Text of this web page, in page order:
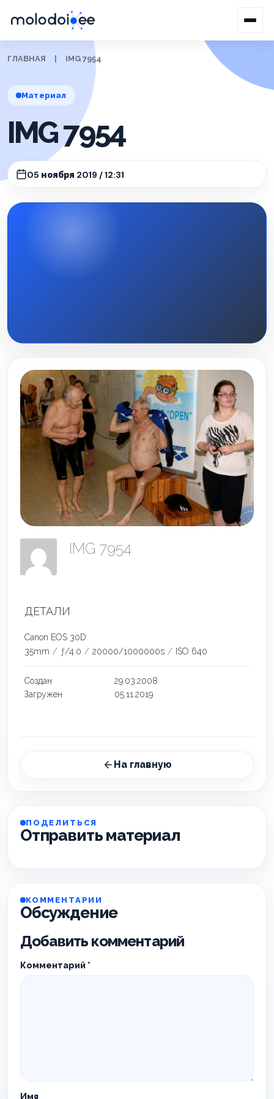
ГЛАВНАЯ IMG 7954
Материал
IMG 7954
05 ноября 2019 / 12:31
IMG 7954
ДЕТАЛИ
Canon EOS 30D
35mm / ƒ/4.0 / 20000/1000000s / ISO 640
Создан
29.03.2008
Загружен
05.11.2019
На главную
ПОДЕЛИТЬСЯ
Отправить материал
КОММЕНТАРИИ
Обсуждение
Добавить комментарий
Комментарий *
Имя